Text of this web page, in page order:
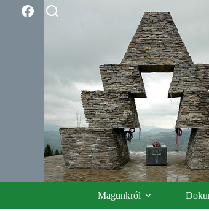
Magunkról